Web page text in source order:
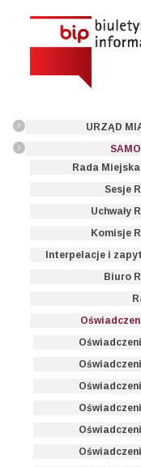
URZĄD
Rada
Sesje
Uchwały
Komisje
Interpelacje i
Biuro